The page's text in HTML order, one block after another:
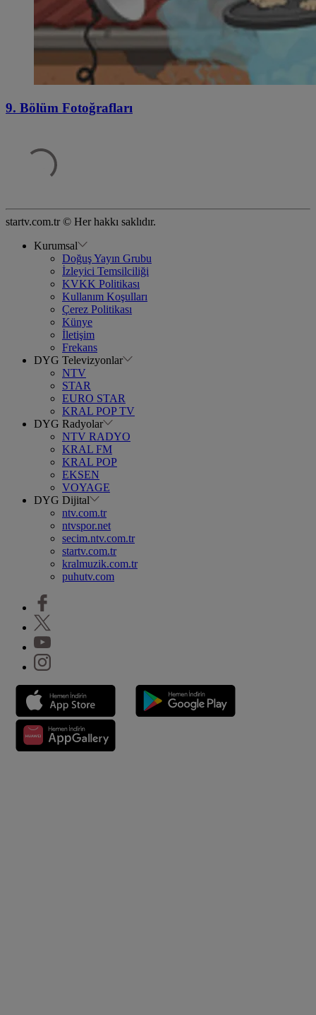
9. Bölüm Fotoğrafları
startv.com.tr © Her hakkı saklıdır.
Kurumsal
Doğuş Yayın Grubu
İzleyici Temsilciliği
KVKK Politikası
Kullanım Koşulları
Çerez Politikası
Künye
İletişim
Frekans
DYG Televizyonlar
NTV
STAR
EURO STAR
KRAL POP TV
DYG Radyolar
NTV RADYO
KRAL FM
KRAL POP
EKSEN
VOYAGE
DYG Dijital
ntv.com.tr
ntvspor.net
secim.ntv.com.tr
startv.com.tr
kralmuzik.com.tr
puhutv.com